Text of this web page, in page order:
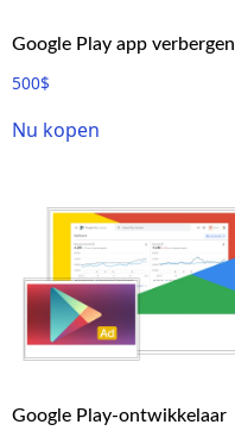
Google Play app verbergen
500$
Nu kopen
Google Play-ontwikkelaar